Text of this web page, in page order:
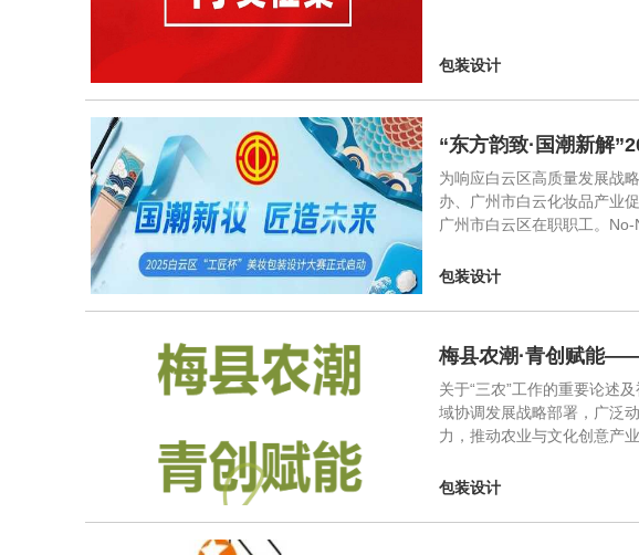
包装设计
“东方韵致·国潮新解
为响应白云区高质量发展战
办、广州市白云化妆品产业
广州市白云区在职职工。
包装设计
梅县农潮·青创赋能
关于“三农”工作的重要论述
域协调发展战略部署，广泛
力，推动农业与文化创意产
包装设计